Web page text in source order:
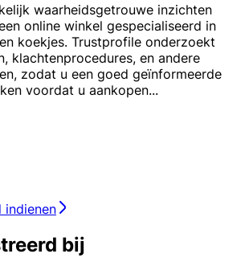
waarheidsgetrouwe inzichten
online winkel gespecialiseerd in
koekjes. Trustprofile onderzoekt
klachtenprocedures, en andere
zodat u een goed geïnformeerde
voordat u aankopen...
indienen
bij